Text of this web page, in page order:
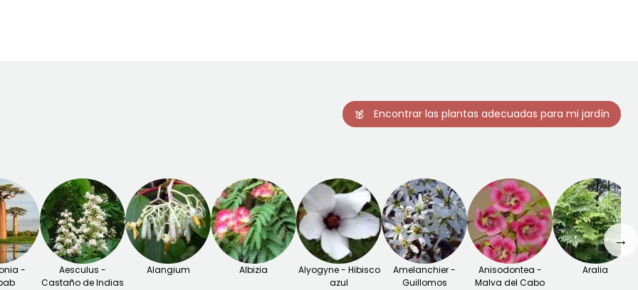
Encontrar las plantas adecuadas para mi jardín
-
Aesculus -
Castaño de Indias
Alangium Albizia
Alyogyne - Hibisco
azul
Amelanchier -
Guillomos
Anisodontea -
Malva del Cabo
Aralia
→